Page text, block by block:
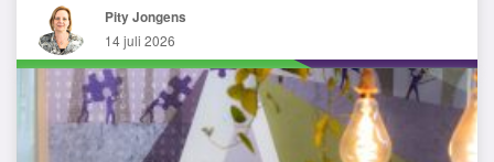
Pity Jongens
14 juli 2026